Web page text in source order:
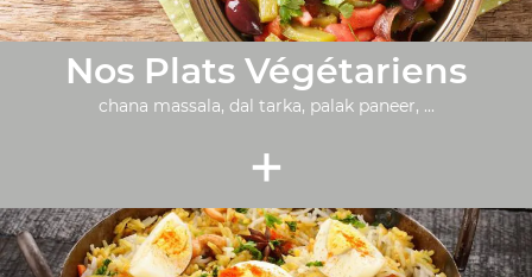
Nos Plats Végétariens
chana massala, dal tarka, palak paneer, ...
+